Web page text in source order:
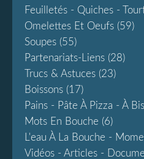
Feuilletés - Quiches -
Omelettes Et Oeufs (59)
Soupes (55)
Partenariats-Liens (28)
Trucs & Astuces (23)
Boissons (17)
Pains - Pâte À Pizza - À
Mots En Bouche (6)
L'eau À La Bouche -
Vidéos - Articles -